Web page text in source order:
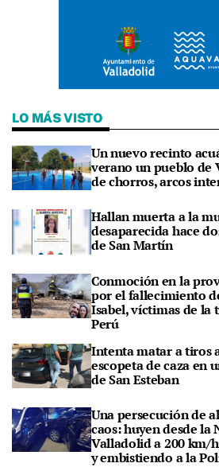
LO MÁS VISTO
Un nuevo recinto
verano un pueblo de
de chorros, arcos
Hallan muerta a la
desaparecida hace
de San Martín
Conmoción en la
por el fallecimiento
Isabel, víctimas de la
Perú
Intenta matar a tiros
escopeta de caza en
de San Esteban
Una persecución de
caos: huyen desde la
Valladolid a 200 km/
y embistiendo a la